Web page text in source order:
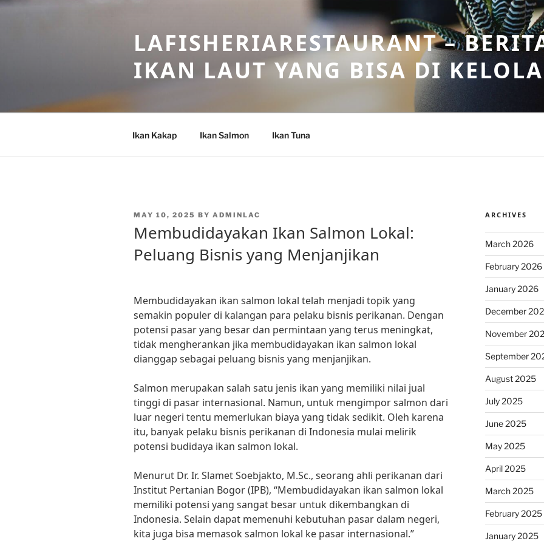
Skip
LAFISHERIARESTAURANT –
IKAN LAUT YANG BISA DI
Ikan Kakap Ikan Salmon Ikan Tuna
POSTED
MAY 10, 2025 BY ADMINLAC
Membudidayakan Ikan Salmon Lokal:
Peluang Bisnis yang Menjanjikan
Membudidayakan ikan salmon lokal telah menjadi topik yang
semakin populer di kalangan para pelaku bisnis perikanan. Dengan
potensi pasar yang besar dan permintaan yang terus meningkat,
tidak mengherankan jika membudidayakan ikan salmon lokal
dianggap sebagai peluang bisnis yang menjanjikan.
Salmon merupakan salah satu jenis ikan yang memiliki nilai jual
tinggi di pasar internasional. Namun, untuk mengimpor salmon dari
luar negeri tentu memerlukan biaya yang tidak sedikit. Oleh karena
itu, banyak pelaku bisnis perikanan di Indonesia mulai melirik
potensi budidaya ikan salmon lokal.
Menurut Dr. Ir. Slamet Soebjakto, M.Sc., seorang ahli perikanan dari
Institut Pertanian Bogor (IPB), “Membudidayakan ikan salmon lokal
memiliki potensi yang sangat besar untuk dikembangkan di
Indonesia. Selain dapat memenuhi kebutuhan pasar dalam negeri,
kita juga bisa memasok salmon lokal ke pasar internasional.”
ARCHIVES
March 2026
February 2026
January 2026
December
November
September
August 2025
July 2025
June 2025
May 2025
April 2025
March 2025
February 2025
January 2025